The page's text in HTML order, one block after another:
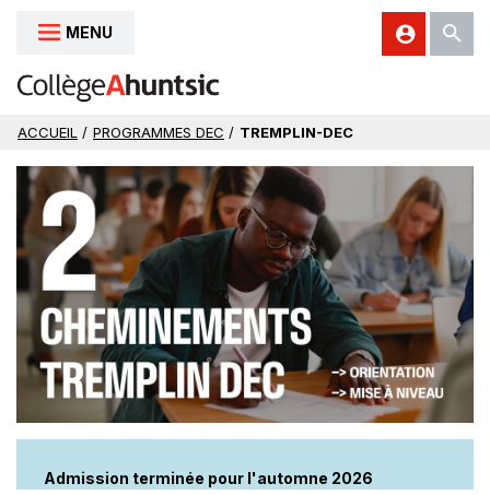
Aller au contenu
MENU
ACCUEIL / PROGRAMMES DEC / TREMPLIN-DEC
Admission terminée pour l'automne 2026